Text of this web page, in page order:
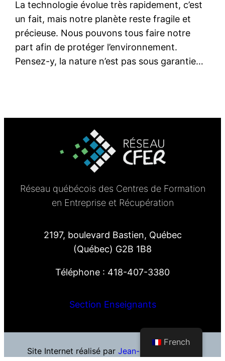
La technologie évolue très rapidement, c’est
un fait, mais notre planète reste fragile et
précieuse. Nous pouvons tous faire notre
part afin de protéger l’environnement.
Pensez-y, la nature n’est pas sous garantie…
Réseau québécois des Centres de Formation
en Entreprise et Récupération
2197, boulevard Bastien, Québec
(Québec) G2B 1B8
Téléphone : 418-407-3380
Section Enseignants
Site Internet réalisé par Jean-François Blais
French